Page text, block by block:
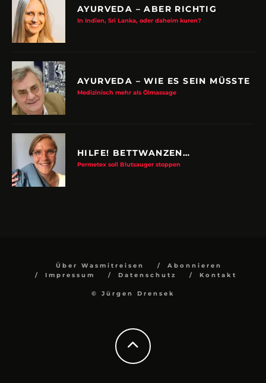
AYURVEDA – ABER RICHTIG
In Indien, Sri Lanka, oder daheim kuren?
AYURVEDA – WIE ES SEIN MÜSSTE
Medizinisch mehr als Ölmassage
HILFE! BETTWANZEN…
Permetex soll Blutsauger stoppen
Über Wasmitreisen
Abonnieren
Impressum
Datenschutz Kontakt
© Jürgen Drensek